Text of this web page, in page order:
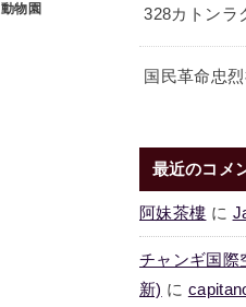
物園 328カトンラ
国民革命忠烈
最近のコメ
阿妹茶樓 に
チャンギ国際
新) に